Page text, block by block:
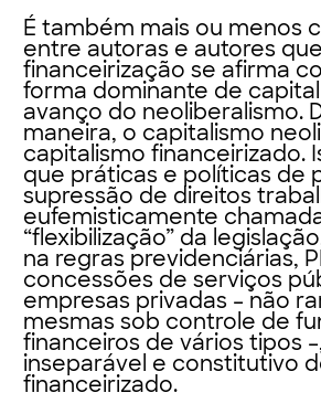
É também mais ou menos
entre autoras e autores
financeirização se afirma
forma dominante de
avanço do neoliberalismo.
maneira, o capitalismo
capitalismo financeirizado.
que práticas e políticas de
supressão de direitos
eufemisticamente
“flexibilização” da
na regras previdenciárias,
concessões de serviços
empresas privadas – não
mesmas sob controle de
financeiros de vários tipos
inseparável e constitutivo
financeirizado.